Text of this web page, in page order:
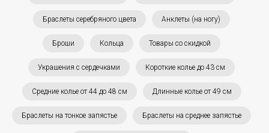
Браслеты серебряного цвета Анклеты (на ногу)
Броши Кольца Товары со скидкой
Украшения с сердечками Короткие колье до 43 см
Средние колье от 44 до 48 см Длинные колье от 49 см
Браслеты на тонкое запястье Браслеты на среднее запястье